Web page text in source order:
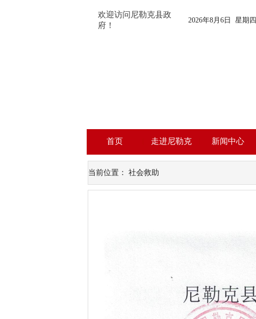
欢迎访问尼勒克县政
府！
2026年8月6日 星期四
首页 走进尼勒克 新闻中心
当前位置： 社会救助